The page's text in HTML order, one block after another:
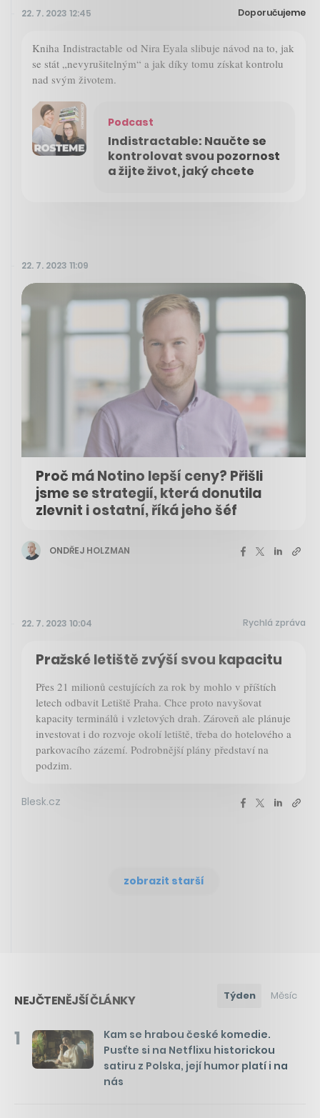
22. 7. 2023 12:45 Doporučujeme
Kniha Indistractable od Nira Eyala slibuje návod na to, jak
se stát „nevyrušitelným“ a jak díky tomu získat kontrolu
nad svým životem.
Podcast
Indistractable: Naučte se
kontrolovat svou pozornost
a žijte život, jaký chcete
22. 7. 2023 11:09
Proč má Notino lepší ceny? Přišli
jsme se strategií, která donutila
zlevnit i ostatní, říká jeho šéf
ONDŘEJ HOLZMAN
22. 7. 2023 10:04 Rychlá zpráva
Pražské letiště zvýší svou kapacitu
Přes 21 milionů cestujících za rok by mohlo v příštích
letech odbavit Letiště Praha. Chce proto navyšovat
kapacity terminálů i vzletových drah. Zároveň ale plánuje
investovat i do rozvoje okolí letiště, třeba do hotelového a
parkovacího zázemí. Podrobnější plány představí na
podzim.
Blesk.cz
zobrazit starší
NEJČTENĚJŠÍ ČLÁNKY Týden Měsíc
1
Kam se hrabou české komedie.
Pusťte si na Netflixu historickou
satiru z Polska, její humor platí i na
nás